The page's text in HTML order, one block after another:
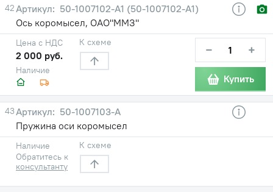
42
50-1007102-A1 (50-1007102-А1)
Ось коромысел, ОАО"ММЗ"
Наличие
Цена с НДС
2 000 руб.
К схеме − +
Купить
43
50-1007103-A
Пружина оси коромысел
Наличие
Обратитесь к
консультанту
К схеме